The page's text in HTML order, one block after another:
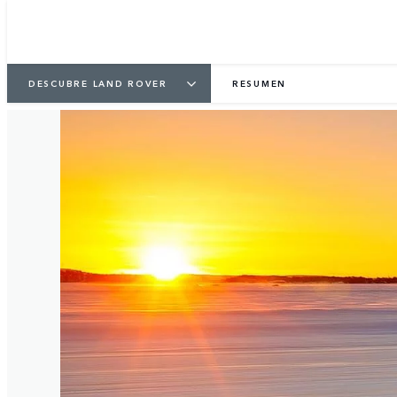
DESCUBRE LAND ROVER RESUMEN
1/3